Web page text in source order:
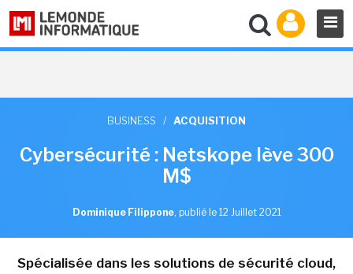
BUSINESS / ACQUISITION
Cybersécurité : Netskope lève 300
M$
Dominique Filippone, publié le 12 Juillet 2021
Spécialisée dans les solutions de sécurité cloud,